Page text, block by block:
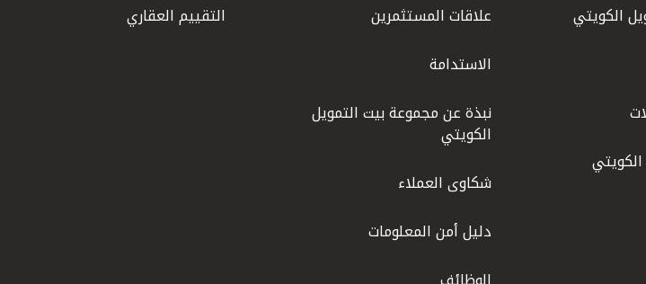
الكويتي
الكويتي
علاقات المستثمرين
الاستدامة
نبذة عن مجموعة بيت التمويل
الكويتي
شكاوى العملاء
دليل أمن المعلومات
التقييم العقاري